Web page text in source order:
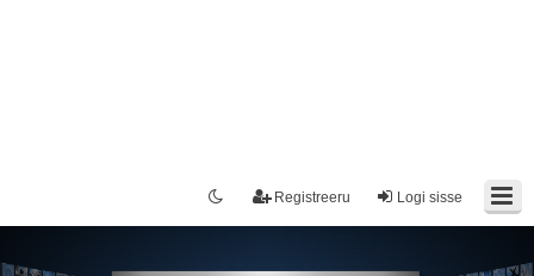
Logi sisse
Registreeru